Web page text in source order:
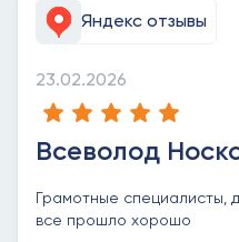
Яндекс отзывы
23.02.2026
Всеволод
Грамотные специалисты,
все прошло хорошо